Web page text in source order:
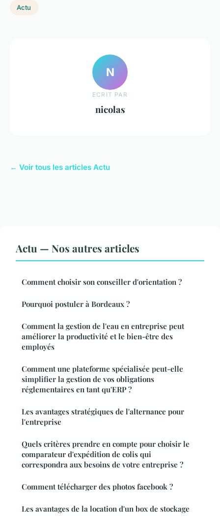
Actu
N
ECRIT PAR
nicolas
← Voir tous les articles Actu
Actu — Nos autres articles
Comment choisir son conseiller d'orientation ?
Pourquoi postuler à Bordeaux ?
Comment la gestion de l'eau en entreprise peut
améliorer la productivité et le bien-être des
employés
Comment une plateforme spécialisée peut-elle
simplifier la gestion de vos obligations
réglementaires en tant qu'ERP ?
Les avantages stratégiques de l'alternance pour
l'entreprise
Quels critères prendre en compte pour choisir le
comparateur d'expédition de colis qui
correspondra aux besoins de votre entreprise ?
Comment télécharger des photos facebook ?
Les avantages de la location d'un box de stockage